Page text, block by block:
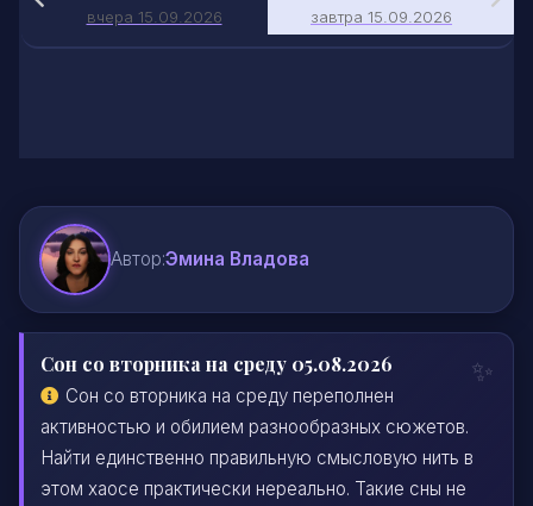
завтра 15.09.2026
вчера 15.09.2026
Автор:Эмина Владова
Сон со вторника на среду 05.08.2026
Сон со вторника на среду переполнен
активностью и обилием разнообразных сюжетов.
Найти единственно правильную смысловую нить в
этом хаосе практически нереально. Такие сны не